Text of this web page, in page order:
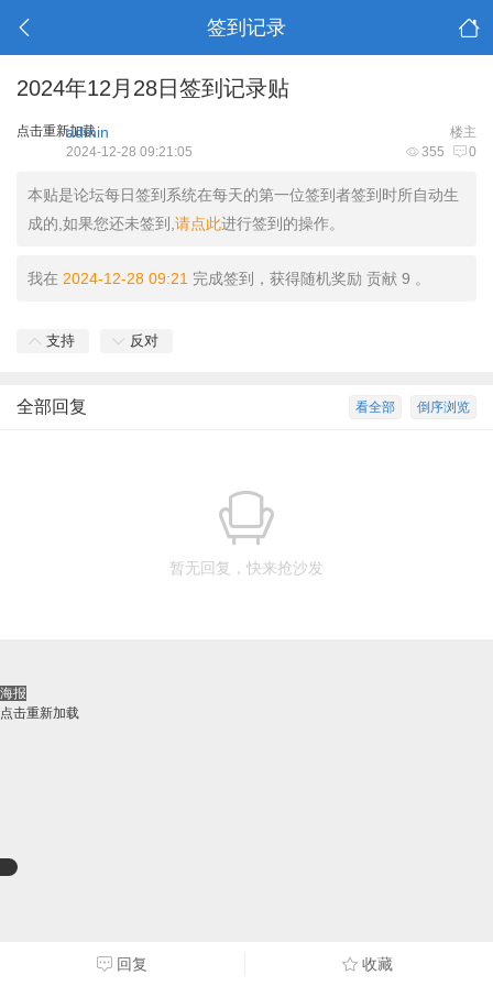
签到记录
2024年12月28日签到记录贴
点击重新加载 楼主
admin
355 0
2024-12-28 09:21:05
本贴是论坛每日签到系统在每天的第一位签到者签到时所自动生
成的,如果您还未签到, 请点此进行签到的操作。
我在 2024-12-28 09:21 完成签到，获得随机奖励 贡献 9 。
支持 反对
倒序浏览
看全部
全部回复
暂无回复，快来抢沙发
回复 收藏
海报
点击重新加载